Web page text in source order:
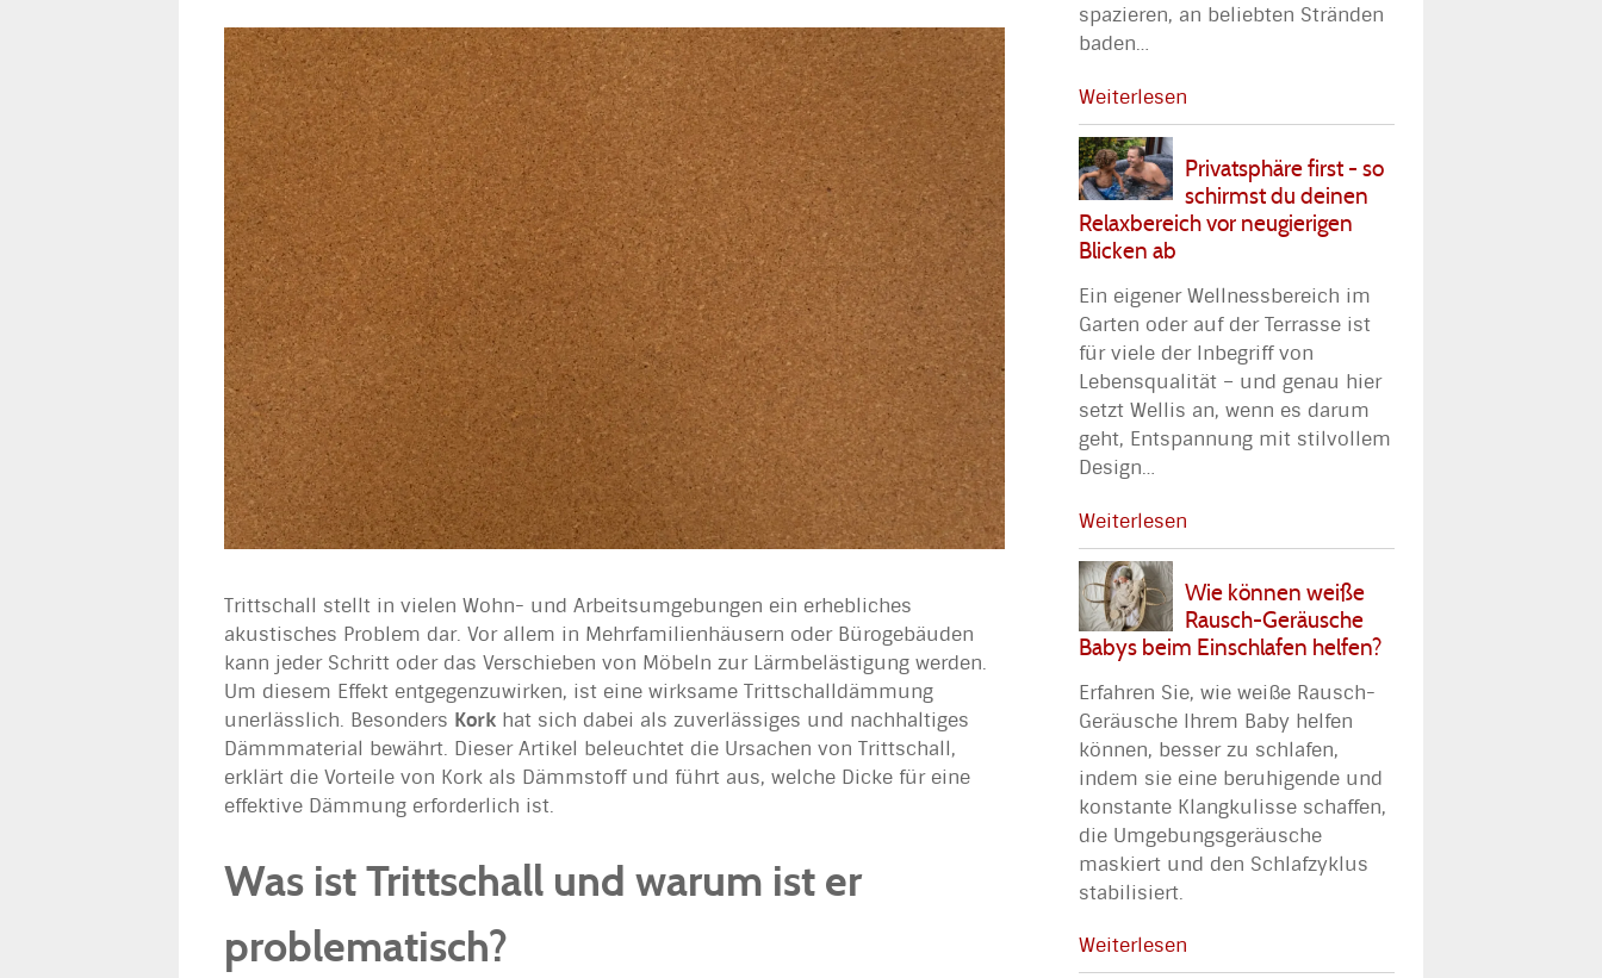
Trittschall stellt in vielen Wohn- und Arbeitsumgebungen ein erhebliches
akustisches Problem dar. Vor allem in Mehrfamilienhäusern oder Bürogebäuden
kann jeder Schritt oder das Verschieben von Möbeln zur Lärmbelästigung werden.
Um diesem Effekt entgegenzuwirken, ist eine wirksame Trittschalldämmung
unerlässlich. Besonders Kork hat sich dabei als zuverlässiges und nachhaltiges
Dämmmaterial bewährt. Dieser Artikel beleuchtet die Ursachen von Trittschall,
erklärt die Vorteile von Kork als Dämmstoff und führt aus, welche Dicke für eine
effektive Dämmung erforderlich ist.
Was ist Trittschall und warum ist er
problematisch?
spazieren, an beliebten Stränden
baden…
Weiterlesen
Privatsphäre first - so
schirmst du deinen
Relaxbereich vor neugierigen
Blicken ab
Ein eigener Wellnessbereich im
Garten oder auf der Terrasse ist
für viele der Inbegriff von
Lebensqualität – und genau hier
setzt Wellis an, wenn es darum
geht, Entspannung mit stilvollem
Design…
Weiterlesen
Wie können weiße
Rausch-Geräusche
Babys beim Einschlafen helfen?
Erfahren Sie, wie weiße Rausch-
Geräusche Ihrem Baby helfen
können, besser zu schlafen,
indem sie eine beruhigende und
konstante Klangkulisse schaffen,
die Umgebungsgeräusche
maskiert und den Schlafzyklus
stabilisiert.
Weiterlesen